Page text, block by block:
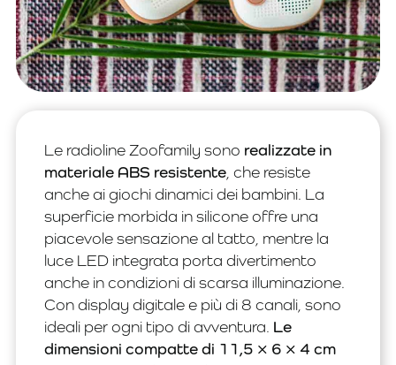
Le radioline Zoofamily sono realizzate in
materiale ABS resistente , che resiste
anche ai giochi dinamici dei bambini. La
superficie morbida in silicone offre una
piacevole sensazione al tatto, mentre la
luce LED integrata porta divertimento
anche in condizioni di scarsa illuminazione.
Con display digitale e più di 8 canali, sono
ideali per ogni tipo di avventura. Le
dimensioni compatte di 11,5 × 6 × 4 cm